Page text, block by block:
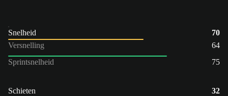
Snelheid
70
Versnelling
64
Sprintsnelheid
75
Schieten
32